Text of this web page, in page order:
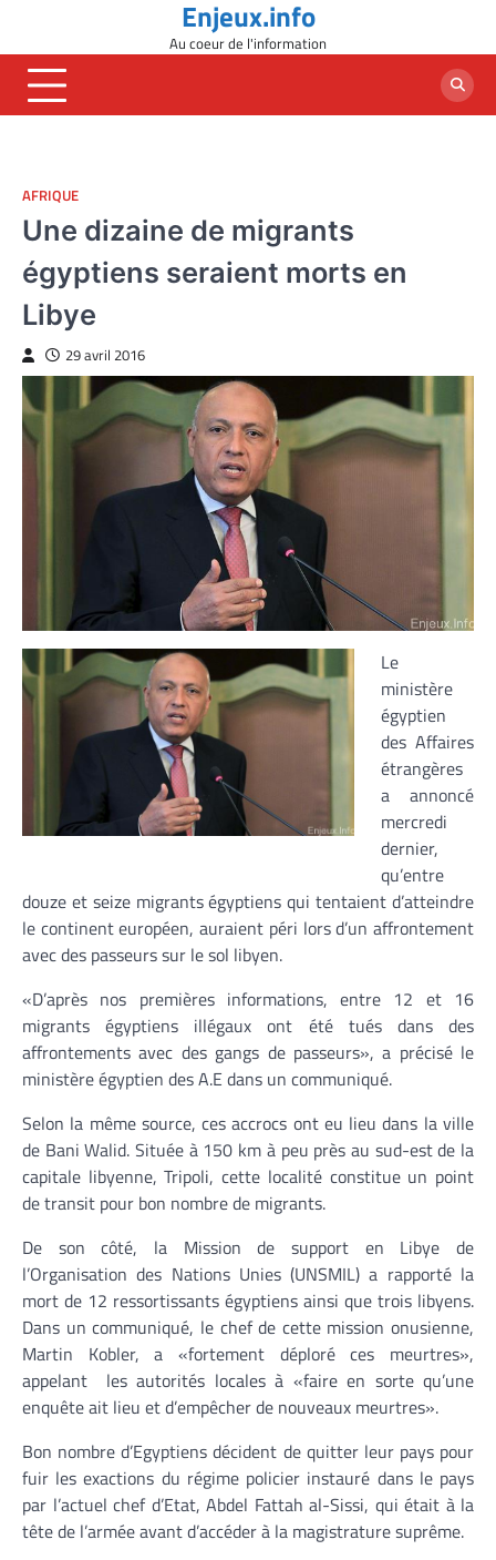
content
Enjeux.info
Au coeur de l'information
AFRIQUE
Une dizaine de migrants
égyptiens seraient morts en
Libye
29 avril 2016
Le
ministère
égyptien
des Affaires
étrangères
a annoncé
mercredi
dernier,
qu’entre
douze et seize migrants égyptiens qui tentaient d’atteindre
le continent européen, auraient péri lors d’un affrontement
avec des passeurs sur le sol libyen.
«D’après nos premières informations, entre 12 et 16
migrants égyptiens illégaux ont été tués dans des
affrontements avec des gangs de passeurs», a précisé le
ministère égyptien des A.E dans un communiqué.
Selon la même source, ces accrocs ont eu lieu dans la ville
de Bani Walid. Située à 150 km à peu près au sud-est de la
capitale libyenne, Tripoli, cette localité constitue un point
de transit pour bon nombre de migrants.
De son côté, la Mission de support en Libye de
l’Organisation des Nations Unies (UNSMIL) a rapporté la
mort de 12 ressortissants égyptiens ainsi que trois libyens.
Dans un communiqué, le chef de cette mission onusienne,
Martin Kobler, a «fortement déploré ces meurtres»,
appelant les autorités locales à «faire en sorte qu’une
enquête ait lieu et d’empêcher de nouveaux meurtres».
Bon nombre d’Egyptiens décident de quitter leur pays pour
fuir les exactions du régime policier instauré dans le pays
par l’actuel chef d’Etat, Abdel Fattah al-Sissi, qui était à la
tête de l’armée avant d’accéder à la magistrature suprême.